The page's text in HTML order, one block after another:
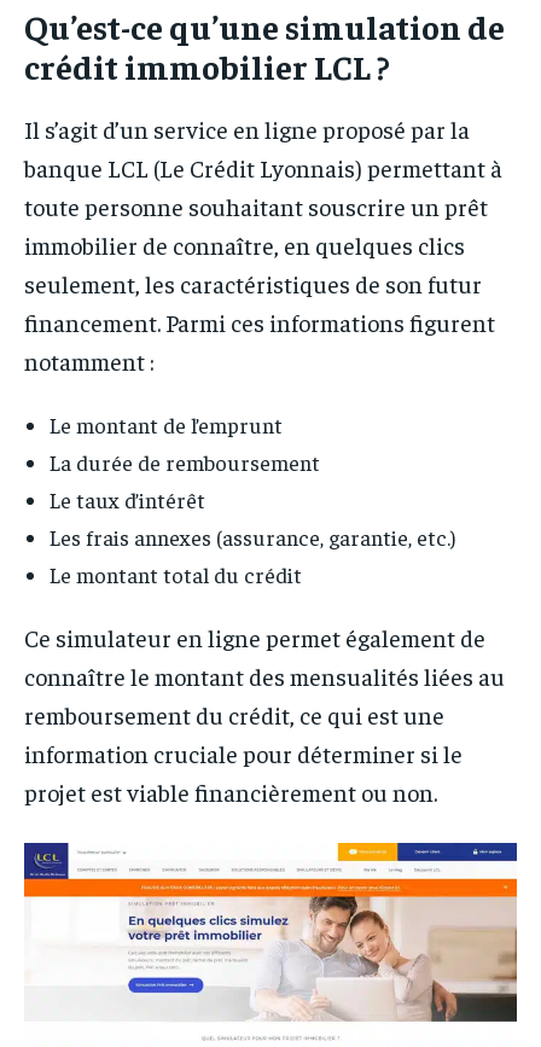
Qu’est-ce qu’une simulation de
crédit immobilier LCL ?
Il s’agit d’un service en ligne proposé par la
banque LCL (Le Crédit Lyonnais) permettant à
toute personne souhaitant souscrire un prêt
immobilier de connaître, en quelques clics
seulement, les caractéristiques de son futur
financement. Parmi ces informations figurent
notamment :
Le montant de l’emprunt
La durée de remboursement
Le taux d’intérêt
Les frais annexes (assurance, garantie, etc.)
Le montant total du crédit
Ce simulateur en ligne permet également de
connaître le montant des mensualités liées au
remboursement du crédit, ce qui est une
information cruciale pour déterminer si le
projet est viable financièrement ou non.